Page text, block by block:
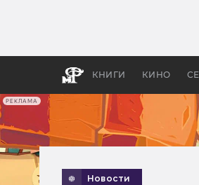
РЕКЛАМА
КНИГИ КИНО
Новости